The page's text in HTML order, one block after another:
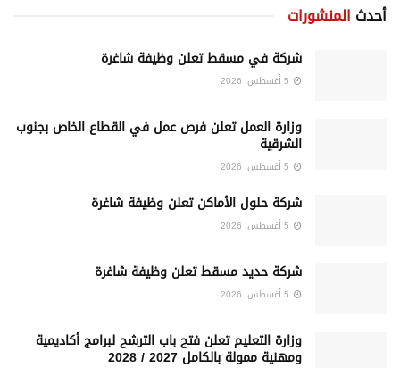
أحدث المنشورات
شركة في مسقط تعلن وظيفة شاغرة
وزارة العمل تعلن فرص عمل في القطاع الخاص بجنوب
الشرقية
شركة حلول الأماكن تعلن وظيفة شاغرة
شركة حديد مسقط تعلن وظيفة شاغرة
وزارة التعليم تعلن فتح باب الترشح لبرامج أكاديمية
ومهنية ممولة بالكامل 2027 / 2028